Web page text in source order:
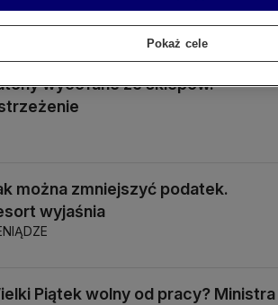
wycofane ze sklepów.
można zmniejszyć podatek.
wyjaśnia
Piątek wolny od pracy? Ministra
Pokaż cele